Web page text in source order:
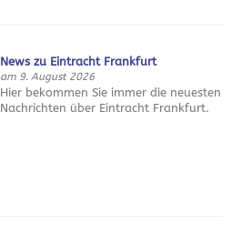
News zu Eintracht Frankfurt
am 9. August 2026
Hier bekommen Sie immer die neuesten
Nachrichten über Eintracht Frankfurt.